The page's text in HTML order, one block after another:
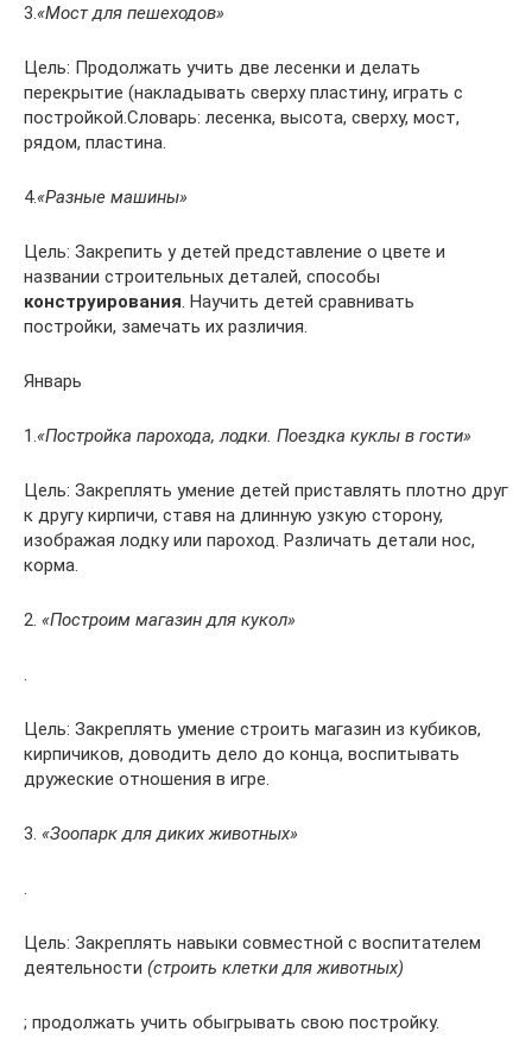
3.«Мост для пешеходов»
Цель: Продолжать учить две лесенки и делать
перекрытие (накладывать сверху пластину, играть с
постройкой.Словарь: лесенка, высота, сверху, мост,
рядом, пластина.
4.«Разные машины»
Цель: Закрепить у детей представление о цвете и
названии строительных деталей, способы
конструирования. Научить детей сравнивать
постройки, замечать их различия.
Январь
1.«Постройка парохода, лодки. Поездка куклы в гости»
Цель: Закреплять умение детей приставлять плотно друг
к другу кирпичи, ставя на длинную узкую сторону,
изображая лодку или пароход. Различать детали нос,
корма.
2. «Построим магазин для кукол»
.
Цель: Закреплять умение строить магазин из кубиков,
кирпичиков, доводить дело до конца, воспитывать
дружеские отношения в игре.
3. «Зоопарк для диких животных»
.
Цель: Закреплять навыки совместной с воспитателем
деятельности (строить клетки для животных)
; продолжать учить обыгрывать свою постройку.